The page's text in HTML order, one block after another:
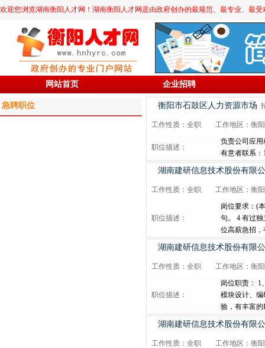
欢迎您浏览湖南衡阳人才网！湖南衡阳人才网是由政府创办的最规范、最专业、最
网站首页 企业招聘
衡阳市石鼓区人力资源市场
工作性质：全职 工作地区：衡阳
职位描述：
负责公司应
有意者联系：
湖南建研信息技术股份有限
工作性质：全职 工作地区：衡阳
职位描述：
岗位要求：(
句。 4 有过
位高薪急招
湖南建研信息技术股份有限
工作性质：全职 工作地区：衡阳
职位描述：
岗位职责： 1
模块设计、编
验，有丰富的
湖南建研信息技术股份有限
工作性质：全职 工作地区：衡阳